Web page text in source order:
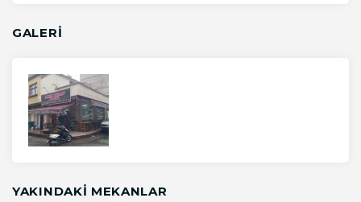
GALERİ
YAKINDAKI MEKANLAR